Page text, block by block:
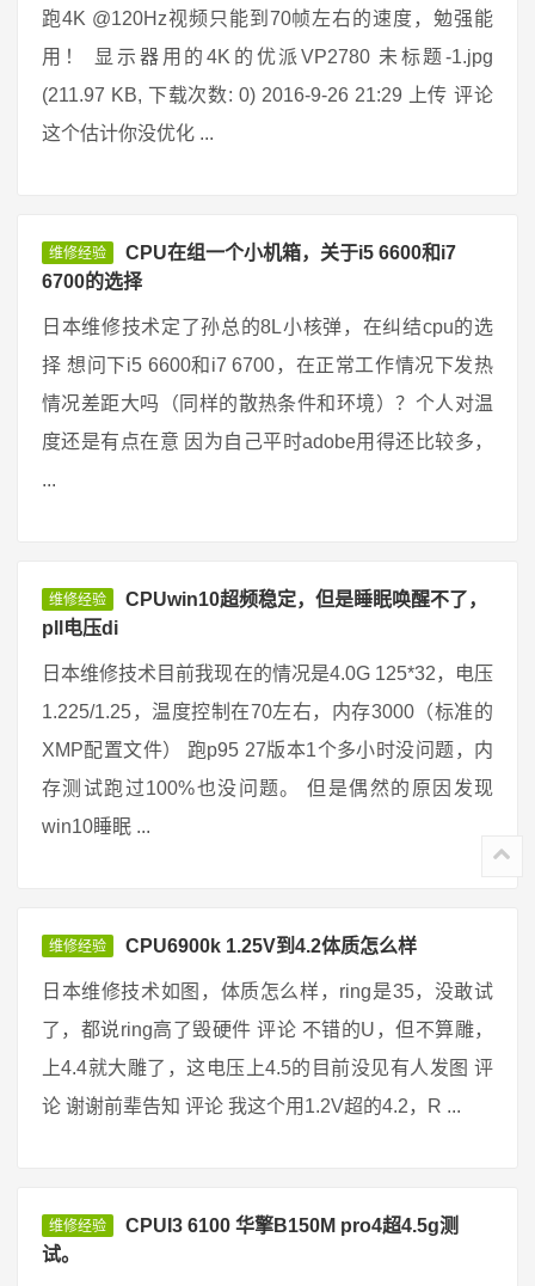
跑4K @120Hz视频只能到70帧左右的速度，勉强能
用！ 显示器用的4K的优派VP2780 未标题-1.jpg
(211.97 KB, 下载次数: 0) 2016-9-26 21:29 上传 评论
这个估计你没优化 ...
维修经验
CPU在组一个小机箱，关于i5 6600和i7
6700的选择
日本维修技术定了孙总的8L小核弹，在纠结cpu的选
择 想问下i5 6600和i7 6700，在正常工作情况下发热
情况差距大吗（同样的散热条件和环境）？个人对温
度还是有点在意 因为自己平时adobe用得还比较多，
...
维修经验
CPUwin10超频稳定，但是睡眠唤醒不了，
pll电压di
日本维修技术目前我现在的情况是4.0G 125*32，电压
1.225/1.25，温度控制在70左右，内存3000（标准的
XMP配置文件） 跑p95 27版本1个多小时没问题，内
存测试跑过100%也没问题。 但是偶然的原因发现
win10睡眠 ...
维修经验 CPU6900k 1.25V到4.2体质怎么样
日本维修技术如图，体质怎么样，ring是35，没敢试
了，都说ring高了毁硬件 评论 不错的U，但不算雕，
上4.4就大雕了，这电压上4.5的目前没见有人发图 评
论 谢谢前辈告知 评论 我这个用1.2V超的4.2，R ...
维修经验
CPUI3 6100 华擎B150M pro4超4.5g测
试。